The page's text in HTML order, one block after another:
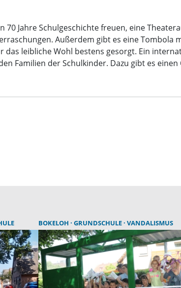
Jahre Schulgeschichte freuen, eine
Außerdem gibt es eine Tombola
leibliche Wohl bestens gesorgt. Ein
Familien der Schulkinder. Dazu gibt es einen
BOKELOH GRUNDSCHULE VANDALISMUS